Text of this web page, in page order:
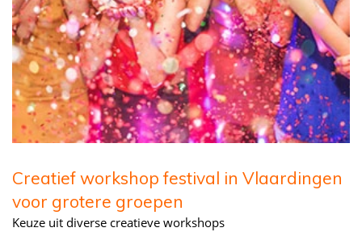
Creatief workshop festival in Vlaardingen
voor grotere groepen
Keuze uit diverse creatieve workshops